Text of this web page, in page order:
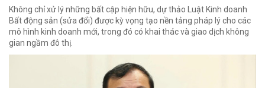
Không chỉ xử lý những bất cập hiện hữu, dự thảo Luật Kinh doanh
Bất động sản (sửa đổi) được kỳ vọng tạo nền tảng pháp lý cho các
mô hình kinh doanh mới, trong đó có khai thác và giao dịch không
gian ngầm đô thị.